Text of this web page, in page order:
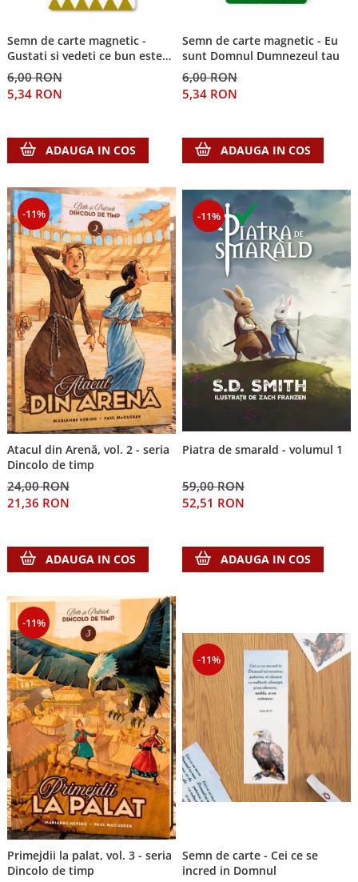
Semn de carte magnetic -
Gustati si vedeti ce bun este
Domnul!
6,00 RON
5,34 RON
ADAUGA IN COS
Semn de carte magnetic - Eu
sunt Domnul Dumnezeul tau
6,00 RON
5,34 RON
ADAUGA IN COS
-11%
Atacul din Arenă, vol. 2 - seria
Dincolo de timp
24,00 RON
21,36 RON
ADAUGA IN COS
-11%
Piatra de smarald - volumul 1
59,00 RON
52,51 RON
ADAUGA IN COS
-11%
Primejdii la palat, vol. 3 - seria
Dincolo de timp
-11%
Semn de carte - Cei ce se
incred in Domnul